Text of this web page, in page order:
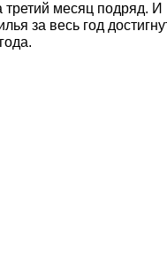
месяц подряд. И
за весь год